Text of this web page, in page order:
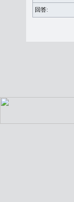
回答: